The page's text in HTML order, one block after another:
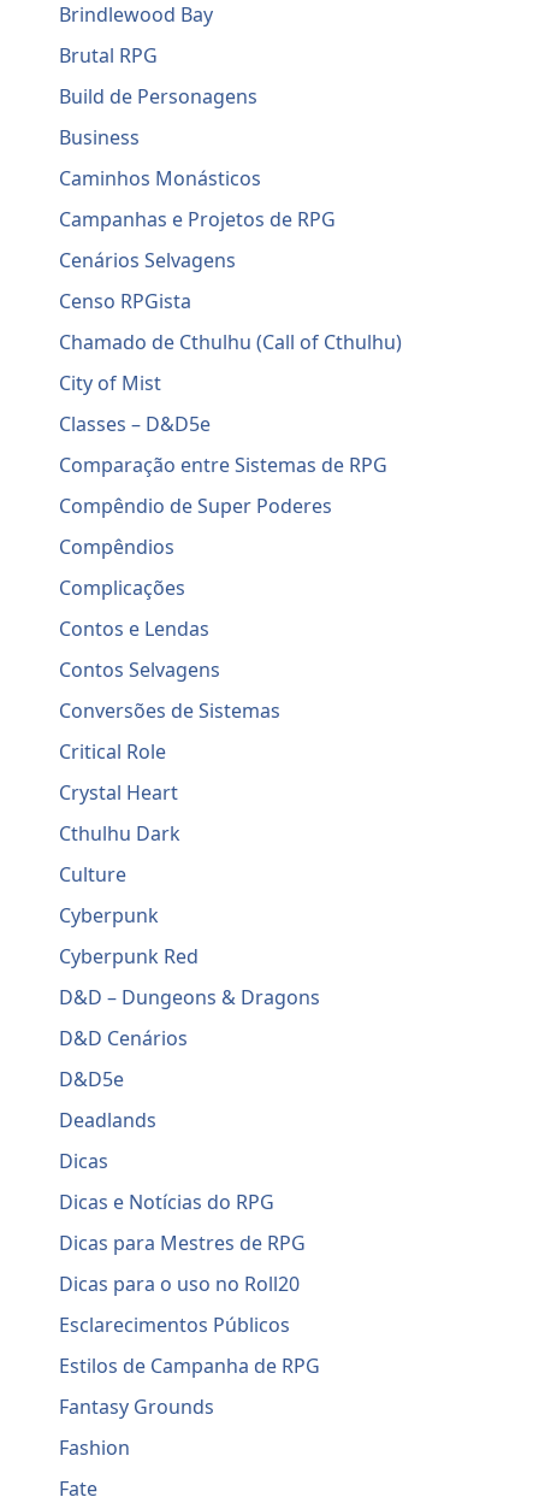
Brindlewood Bay
Brutal RPG
Build de Personagens
Business
Caminhos Monásticos
Campanhas e Projetos de RPG
Cenários Selvagens
Censo RPGista
Chamado de Cthulhu (Call of Cthulhu)
City of Mist
Classes – D&D5e
Comparação entre Sistemas de RPG
Compêndio de Super Poderes
Compêndios
Complicações
Contos e Lendas
Contos Selvagens
Conversões de Sistemas
Critical Role
Crystal Heart
Cthulhu Dark
Culture
Cyberpunk
Cyberpunk Red
D&D – Dungeons & Dragons
D&D Cenários
D&D5e
Deadlands
Dicas
Dicas e Notícias do RPG
Dicas para Mestres de RPG
Dicas para o uso no Roll20
Esclarecimentos Públicos
Estilos de Campanha de RPG
Fantasy Grounds
Fashion
Fate